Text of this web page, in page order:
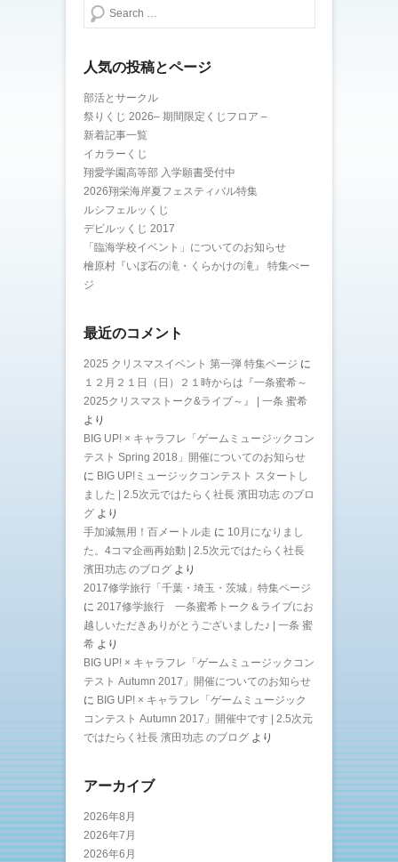
検索する
人気の投稿とページ
部活とサークル
祭りくじ 2026– 期間限定くじフロア –
新着記事一覧
イカラーくじ
翔愛学園高等部 入学願書受付中
2026翔栄海岸夏フェスティバル特集
ルシフェルッくじ
デビルッくじ 2017
「臨海学校イベント」についてのお知らせ
檜原村『いぼ石の滝・くらかけの滝』 特集ぺー
ジ
最近のコメント
2025 クリスマスイベント 第一弾 特集ページ に
１２月２１日（日）２１時からは『一条蜜希～
2025クリスマストーク&ライブ～』 | 一条 蜜希
より
BIG UP! × キャラフレ「ゲームミュージックコン
テスト Spring 2018」開催についてのお知らせ
に BIG UP!ミュージックコンテスト スタートし
ました | 2.5次元ではたらく社長 濱田功志 のブロ
グ より
手加減無用！百メートル走 に 10月になりまし
た。4コマ企画再始動 | 2.5次元ではたらく社長
濱田功志 のブログ より
2017修学旅行「千葉・埼玉・茨城」特集ページ
に 2017修学旅行 一条蜜希トーク＆ライブにお
越しいただきありがとうございました♪ | 一条 蜜
希 より
BIG UP! × キャラフレ「ゲームミュージックコン
テスト Autumn 2017」開催についてのお知らせ
に BIG UP! × キャラフレ「ゲームミュージック
コンテスト Autumn 2017」開催中です | 2.5次元
ではたらく社長 濱田功志 のブログ より
アーカイブ
2026年8月
2026年7月
2026年6月